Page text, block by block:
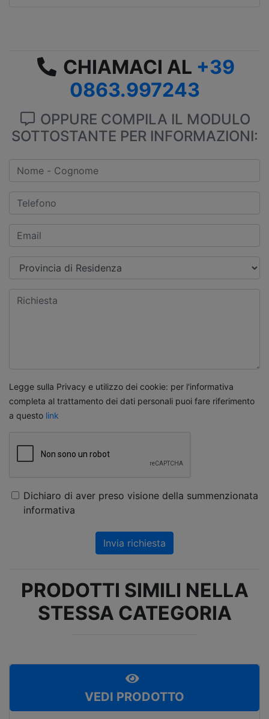
CHIAMACI AL +39
0863.997243
OPPURE COMPILA IL MODULO
SOTTOSTANTE PER INFORMAZIONI:
Legge sulla Privacy e utilizzo dei cookie: per l'informativa
completa al trattamento dei dati personali puoi fare riferimento
a questo link
Dichiaro di aver preso visione della summenzionata
informativa
Invia richiesta
PRODOTTI SIMILI NELLA
STESSA CATEGORIA
VEDI PRODOTTO